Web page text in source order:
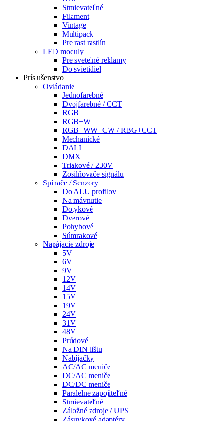
Stmievateľné
Filament
Vintage
Multipack
Pre rast rastlín
LED moduly
Pre svetelné reklamy
Do svietidiel
Príslušenstvo
Ovládanie
Jednofarebné
Dvojfarebné / CCT
RGB
RGB+W
RGB+WW+CW / RBG+CCT
Mechanické
DALI
DMX
Triakové / 230V
Zosilňovače signálu
Spínače / Senzory
Do ALU profilov
Na mávnutie
Dotykové
Dverové
Pohybové
Súmrakové
Napájacie zdroje
5V
6V
9V
12V
14V
15V
19V
24V
31V
48V
Prúdové
Na DIN lištu
Nabíjačky
AC/AC meniče
DC/AC meniče
DC/DC meniče
Paralelne zapojiteľné
Stmievateľné
Záložné zdroje / UPS
Zásuvkové adaptéry